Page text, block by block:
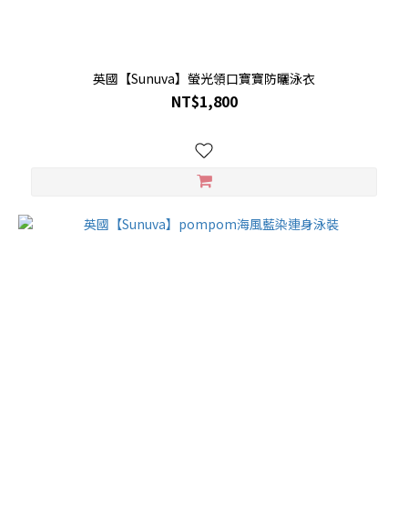
英國【Sunuva】螢光領口寶寶防曬泳衣
NT$1,800